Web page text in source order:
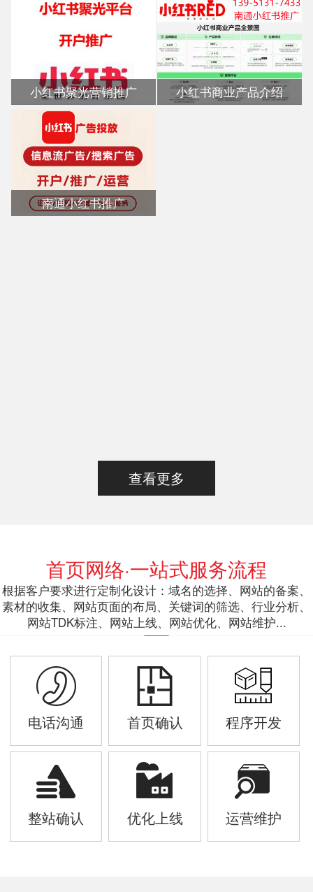
小红书聚光营销推广 小红书商业产品介绍
南通小红书推广
查看更多
首页网络·一站式服务流程
根据客户要求进行定制化设计：域名的选择、网站的备案、
素材的收集、网站页面的布局、关键词的筛选、行业分析、
网站TDK标注、网站上线、网站优化、网站维护...
电话沟通 首页确认 程序开发
整站确认 优化上线 运营维护